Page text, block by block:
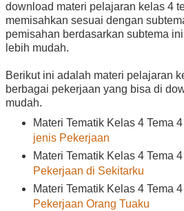
download materi pelajaran kelas 4
memisahkan sesuai dengan
pemisahan berdasarkan subtema
lebih mudah.
Berikut ini adalah materi pelajaran
berbagai pekerjaan yang bisa di
mudah.
Materi Tematik Kelas 4 Tema 4
jenis Pekerjaan
Materi Tematik Kelas 4 Tema 4
Pekerjaan di Sekitarku
Materi Tematik Kelas 4 Tema 4
Pekerjaan Orang Tuaku